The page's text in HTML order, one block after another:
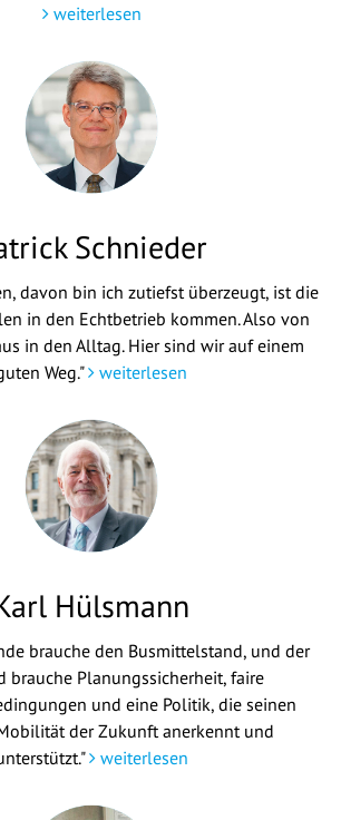
weiterlesen
Schnieder
davon bin ich zutiefst überzeugt, ist die
in den Echtbetrieb kommen. Also von
in den Alltag. Hier sind wir auf einem
Weg."
weiterlesen
Hülsmann
brauche den Busmittelstand, und der
brauche Planungssicherheit, faire
und eine Politik, die seinen
der Zukunft anerkennt und
weiterlesen